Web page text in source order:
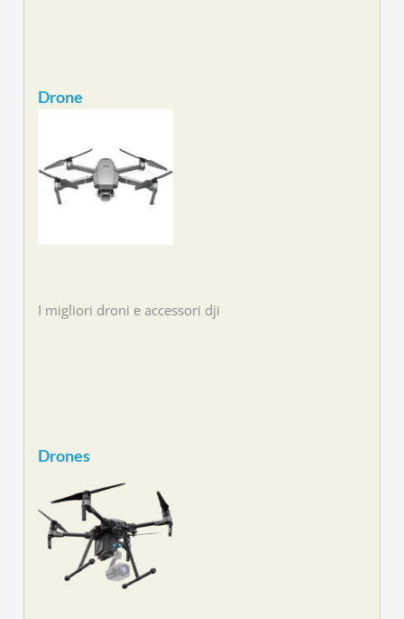
Drone
I migliori droni e accessori dji
Drones